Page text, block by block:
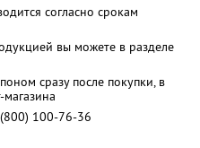
согласно срокам
вы можете в разделе
сразу после покупки, в
100-76-36